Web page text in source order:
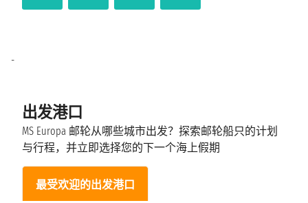
出发港口
MS Europa 邮轮从哪些城市出发？探索邮轮船只的计划
与行程，并立即选择您的下一个海上假期
最受欢迎的出发港口
-